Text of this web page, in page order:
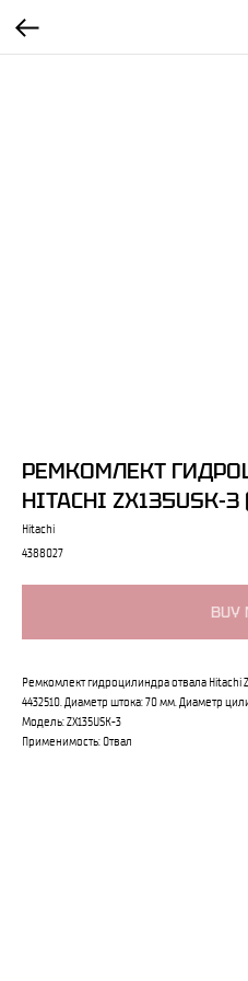
РЕМКОМЛЕКТ
HITACHI ZX135USK-
Hitachi
4388027
BUY
Ремкомлект гидроцилиндра отвала Hitachi
4432510. Диаметр штока: 70 мм. Диаметр
Модель: ZX135USK-3
Применимость: Отвал